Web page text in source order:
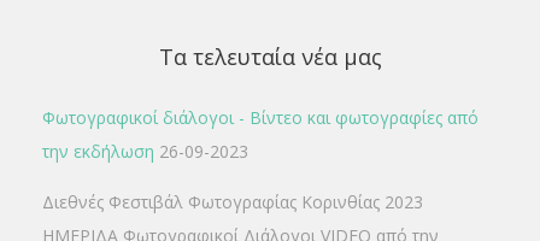
Τα τελευταία νέα μας
Φωτογραφικοί διάλογοι - Βίντεο και φωτογραφίες από
την εκδήλωση 26-09-2023
Διεθνές Φεστιβάλ Φωτογραφίας Κορινθίας 2023
ΗΜΕΡΙΔΑ Φωτογραφικοί Διάλογοι VIDEO από την